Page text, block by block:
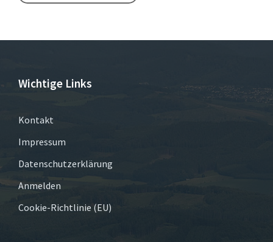
Wichtige Links
Kontakt
Impressum
Datenschutzerklärung
Anmelden
Cookie-Richtlinie (EU)